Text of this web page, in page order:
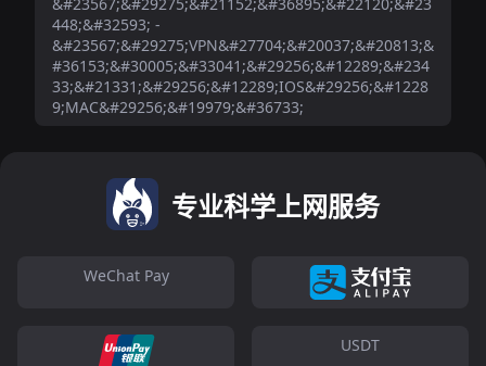
448;&#32593; -
&#23567;&#29275;VPN&#27704;&#20037;&#20813;&
#36153;&#30005;&#33041;&#29256;&#12289;&#234
33;&#21331;&#29256;&#12289;IOS&#29256;&#1228
9;MAC&#29256;&#19979;&#36733;
专业科学上网服务
WeChat Pay
USDT